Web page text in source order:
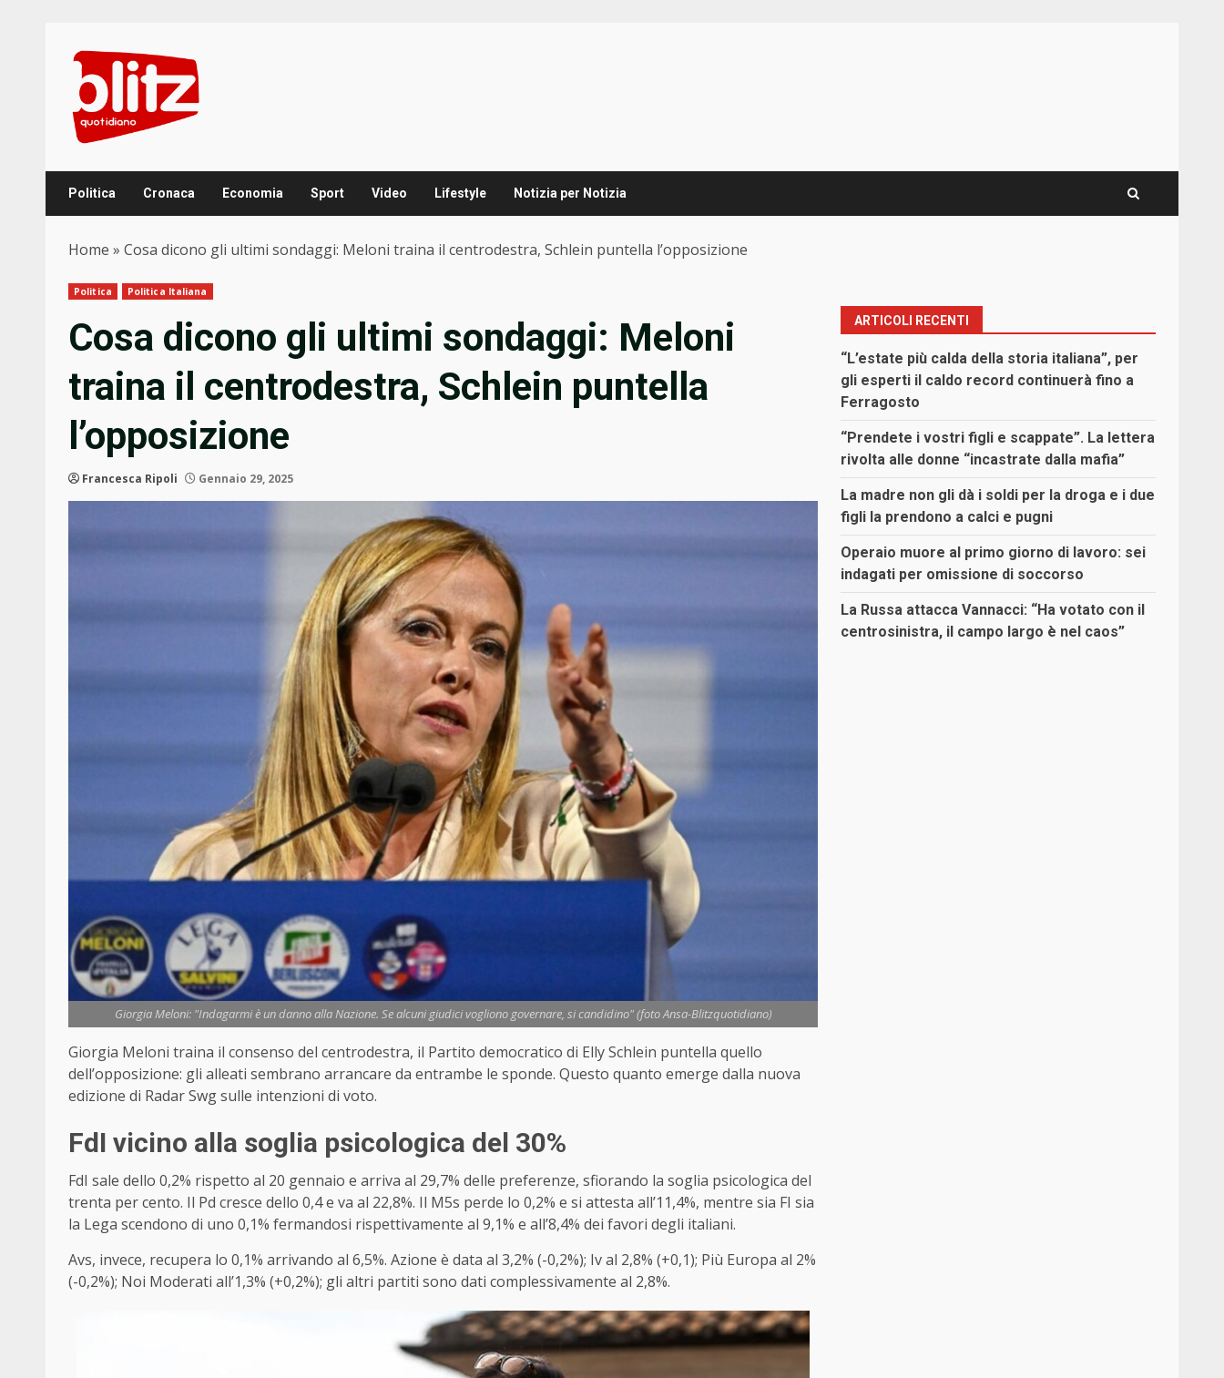
content
Politica Cronaca Economia Sport Video Lifestyle Notizia per Notizia
Home » Cosa dicono gli ultimi sondaggi: Meloni traina il centrodestra, Schlein puntella l’opposizione
Politica Politica Italiana
Cosa dicono gli ultimi sondaggi: Meloni
traina il centrodestra, Schlein puntella
l’opposizione
Francesca Ripoli Gennaio 29, 2025
Giorgia Meloni: "Indagarmi è un danno alla Nazione. Se alcuni giudici vogliono governare, si candidino" (foto Ansa-Blitzquotidiano)
Giorgia Meloni traina il consenso del centrodestra, il Partito democratico di Elly Schlein puntella quello
dell’opposizione: gli alleati sembrano arrancare da entrambe le sponde. Questo quanto emerge dalla nuova
edizione di Radar Swg sulle intenzioni di voto.
FdI vicino alla soglia psicologica del 30%
FdI sale dello 0,2% rispetto al 20 gennaio e arriva al 29,7% delle preferenze, sfiorando la soglia psicologica del
trenta per cento. Il Pd cresce dello 0,4 e va al 22,8%. Il M5s perde lo 0,2% e si attesta all’11,4%, mentre sia FI sia
la Lega scendono di uno 0,1% fermandosi rispettivamente al 9,1% e all’8,4% dei favori degli italiani.
Avs, invece, recupera lo 0,1% arrivando al 6,5%. Azione è data al 3,2% (-0,2%); Iv al 2,8% (+0,1); Più Europa al 2%
(-0,2%); Noi Moderati all’1,3% (+0,2%); gli altri partiti sono dati complessivamente al 2,8%.
ARTICOLI RECENTI
“L’estate più calda della storia italiana”, per
gli esperti il caldo record continuerà fino a
Ferragosto
“Prendete i vostri figli e scappate”. La lettera
rivolta alle donne “incastrate dalla mafia”
La madre non gli dà i soldi per la droga e i due
figli la prendono a calci e pugni
Operaio muore al primo giorno di lavoro: sei
indagati per omissione di soccorso
La Russa attacca Vannacci: “Ha votato con il
centrosinistra, il campo largo è nel caos”